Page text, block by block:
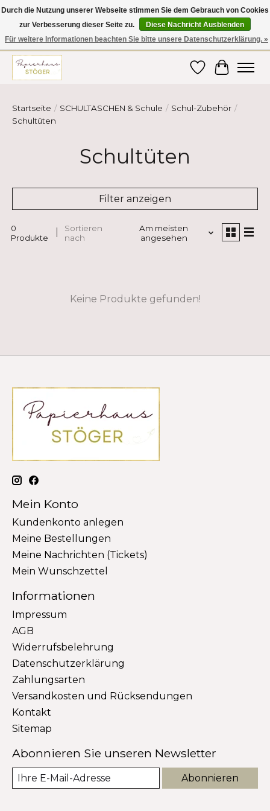
Hier finden Sie hochwertige Produkte im Bereich Schule, Büro, Papier,
Schreiben und vieles mehr! Erhalten Sie Ihre Bestellung bequem nach
Hause oder ins Büro geliefert!
Wunschzettel
Ihr
Startseite / SCHULTASCHEN & Schule / Schul-Zubehör /
Schultüten
Schultüten
Filter anzeigen
0
Produkte
Sortieren
nach
Am meisten
angesehen
Keine Produkte gefunden!
Mein Konto
Kundenkonto anlegen
Meine Bestellungen
Meine Nachrichten (Tickets)
Mein Wunschzettel
Informationen
Impressum
AGB
Widerrufsbelehrung
Datenschutzerklärung
Zahlungsarten
Versandkosten und Rücksendungen
Kontakt
Sitemap
Abonnieren Sie unseren Newsletter
Abonnieren
Durch die Nutzung unserer Webseite stimmen Sie dem Gebrauch von Cookies
zur Verbesserung dieser Seite zu.
Diese Nachricht Ausblenden
Für weitere Informationen beachten Sie bitte unsere Datenschutzerklärung. »